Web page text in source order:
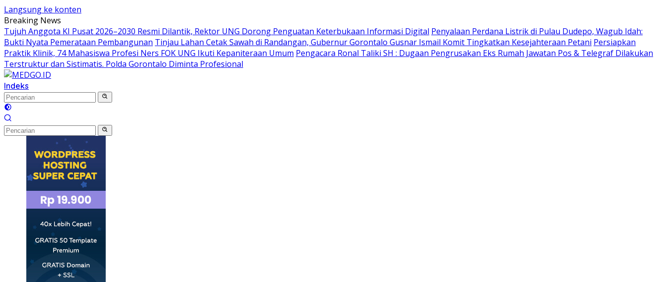
Langsung ke konten
Breaking News
Tujuh Anggota KI Pusat 2026–2030 Resmi Dilantik, Rektor UNG Dorong Penguatan Keterbukaan Informasi Digital Penyalaan Perdana Listrik di Pulau Dudepo, Wagub Idah:
Bukti Nyata Pemerataan Pembangunan Tinjau Lahan Cetak Sawah di Randangan, Gubernur Gorontalo Gusnar Ismail Komit Tingkatkan Kesejahteraan Petani Persiapkan
Praktik Klinik, 74 Mahasiswa Profesi Ners FOK UNG Ikuti Kepaniteraan Umum Pengacara Ronal Taliki SH : Dugaan Pengrusakan Eks Rumah Jawatan Pos & Telegraf Dilakukan
Terstruktur dan Sistimatis. Polda Gorontalo Diminta Profesional
Indeks